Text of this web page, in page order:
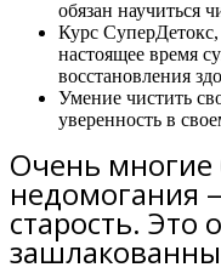
обязан научиться
Курс
настоящее время
восстановления
Умение чистить
уверенность в
Очень многие
недомогания
старость. Это